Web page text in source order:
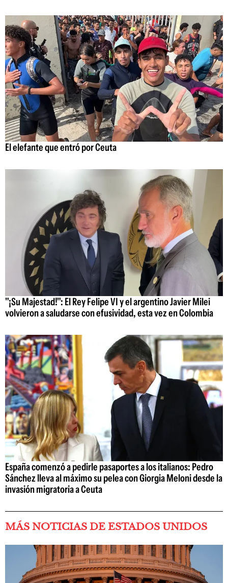
El elefante que entró por Ceuta
"¡Su Majestad!": El Rey Felipe VI y el argentino Javier Milei
volvieron a saludarse con efusividad, esta vez en Colombia
España comenzó a pedirle pasaportes a los italianos: Pedro
Sánchez lleva al máximo su pelea con Giorgia Meloni desde la
invasión migratoria a Ceuta
MÁS NOTICIAS DE ESTADOS UNIDOS